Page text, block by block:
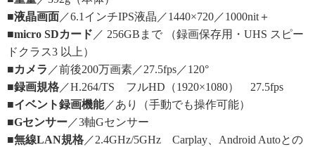
■液晶画面 ／6.1インチIPS液晶／1440×720／1000nit＋
■micro SDカード ／ 256GBまで （録画保存用・UHS スピー
ドクラス3 以上）
■カメラ ／前後200万画素／27.5fps／120°
■録画規格 ／H.264/TS フルHD（1920×1080） 27.5fps
■イベント録画機能／あり（手動でも操作可能）
■Gセンサー ／3軸Gセンサー
■無線LAN規格 ／2.4GHz/5GHz Carplay、Android Autoとの